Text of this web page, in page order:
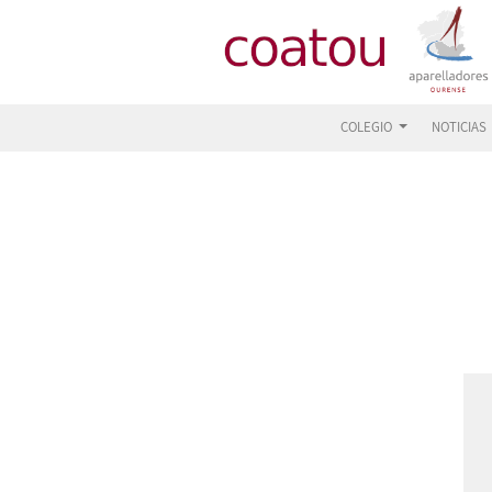
COLEGIO NOTICIAS